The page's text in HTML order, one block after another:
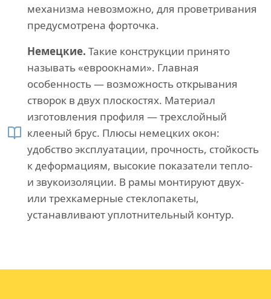
механизма невозможно, для проветривания
предусмотрена форточка.
Немецкие. Такие конструкции принято
называть «евроокнами». Главная
особенность — возможность открывания
створок в двух плоскостях. Материал
изготовления профиля — трехслойный
клееный брус. Плюсы немецких окон:
удобство эксплуатации, прочность, стойкость
к деформациям, высокие показатели тепло-
и звукоизоляции. В рамы монтируют двух-
или трехкамерные стеклопакеты,
устанавливают уплотнительный контур.